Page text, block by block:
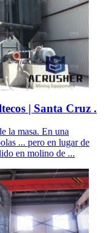
| Santa Cruz .
la masa. En una
... pero en lugar de
en molino de ...